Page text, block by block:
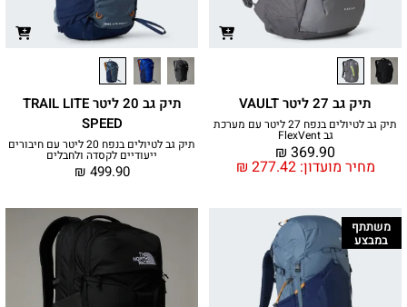
תיק גב 27 ליטר VAULT
תיק גב לטיולים בנפח 27 ליטר עם מערכת
גב FlexVent
מחיר מועדון: ₪ 277.42
₪ 369.90
תיק גב 20 ליטר TRAIL LITE
SPEED
תיק גב לטיולים בנפח 20 ליטר עם חיבורים
ייעודיים לקסדה ולחבלים
₪ 499.90
משתתף
במבצע